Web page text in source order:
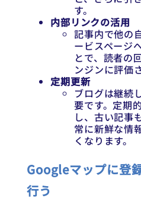
す。
内部リンクの活用
記事内で他の
ービスページ
とで、読者の
ンジンに評価
定期更新
ブログは継続
要です。定期
し、古い記事
常に新鮮な情
くなります。
Googleマップに登
行う